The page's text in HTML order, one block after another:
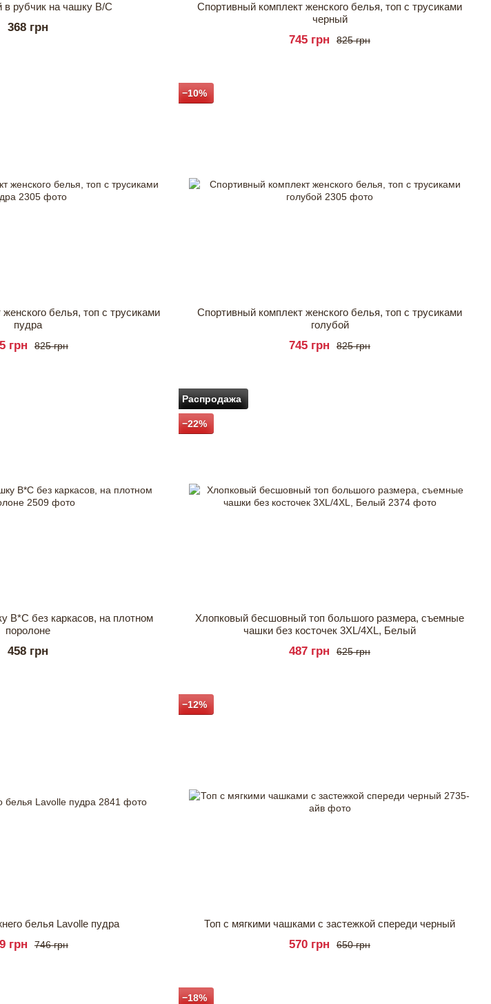
в рубчик на чашку В/С
368 грн
Спортивный комплект женского белья, топ с трусиками
черный
825 грн
745 грн
белья, топ с трусиками
пудра
825 грн
грн
−10%
Спортивный комплект женского белья, топ с трусиками
голубой
825 грн
745 грн
В*С без каркасов, на плотном
поролоне
458 грн
Распродажа
−22%
Хлопковый бесшовный топ большого размера, съемные
чашки без косточек 3XL/4XL, Белый
625 грн
487 грн
белья Lavolle пудра
746 грн
грн
−12%
Топ с мягкими чашками с застежкой спереди черный
650 грн
570 грн
−18%